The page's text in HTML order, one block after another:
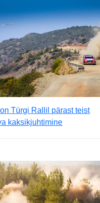
Türgi Rallil pärast teist
kaksikjuhtimine